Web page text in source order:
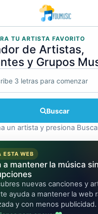
TU ARTISTA FAVORITO
de Artistas,
y Grupos
Buscar
un artista y presiona
ESTA WEB
a mantener la música
nuevas canciones y
ayuda a mantener la web
y con menos publicidad.